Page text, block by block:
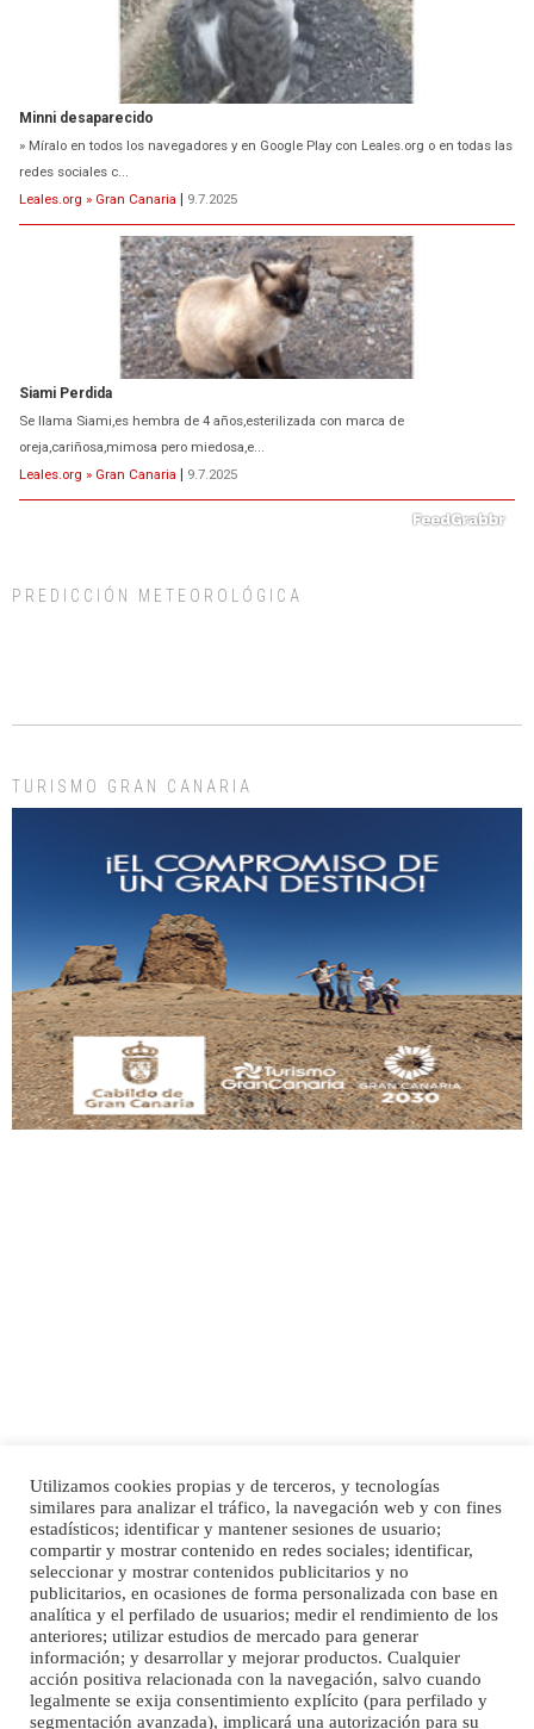
Minni desaparecido
» Míralo en todos los navegadores y en Google Play con Leales.org o en todas las
redes sociales c...
Leales.org » Gran Canaria | 9.7.2025
Siami Perdida
Se llama Siami,es hembra de 4 años,esterilizada con marca de
oreja,cariñosa,mimosa pero miedosa,e...
Leales.org » Gran Canaria | 9.7.2025
días, ella incluida...
Gato manso encontrado
Este gato macho ha aparecido en la calle hace menos de un mes, es muy
manso y extremadamente cari...
Leales.org » Gran Canaria | 9.7.2025
SHIBA PERDIDO AVDA JOSE MESA Y LOPEZ
PERRO MACHO RAZA SHIBA CON MICROCHIP PERDIDO HOY 06/07/2025 ZONA
MESA Y LOPEZ. ES MUY ASUSTADIZO
Leales.org » Gran Canaria | 6.7.2025
PREDICCIÓN METEOROLÓGICA
TURISMO GRAN CANARIA
Inicio Publicidad
Política de privacidad
Aviso Legal
Cláusula de Cookies
Enlaces de interés
Utilizamos cookies propias y de terceros, y tecnologías
similares para analizar el tráfico, la navegación web y con fines
estadísticos; identificar y mantener sesiones de usuario;
compartir y mostrar contenido en redes sociales; identificar,
seleccionar y mostrar contenidos publicitarios y no
publicitarios, en ocasiones de forma personalizada con base en
analítica y el perfilado de usuarios; medir el rendimiento de los
anteriores; utilizar estudios de mercado para generar
información; y desarrollar y mejorar productos. Cualquier
acción positiva relacionada con la navegación, salvo cuando
legalmente se exija consentimiento explícito (para perfilado y
segmentación avanzada), implicará una autorización para su